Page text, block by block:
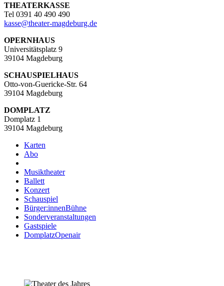
THEATERKASSE
Tel 0391 40 490 490
kasse@theater-magdeburg.de
OPERNHAUS
Universitätsplatz 9
39104 Magdeburg
SCHAUSPIELHAUS
Otto-von-Guericke-Str. 64
39104 Magdeburg
DOMPLATZ
Domplatz 1
39104 Magdeburg
Karten
Abo
Musiktheater
Ballett
Konzert
Schauspiel
Bürger:innenBühne
Sonderveranstaltungen
Gastspiele
DomplatzOpenair